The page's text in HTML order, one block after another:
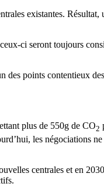
existantes.
ci seront toujours
des points contentieux
plus de 550g de CO2
les négociations
centrales et en